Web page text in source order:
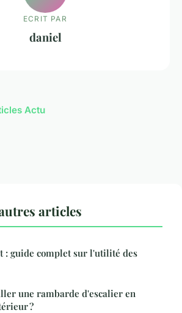
ECRIT PAR
daniel
Actu
articles
: guide complet sur l'utilité des
une rambarde d'escalier en
?